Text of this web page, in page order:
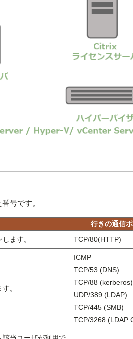
号です。
行きの通信
ます。 TCP/80(HTTP)
。
ICMP
TCP/53 (DNS)
TCP/88 (kerberos)
UDP/389 (LDAP)
TCP/445 (SMB)
TCP/3268 (LDAP